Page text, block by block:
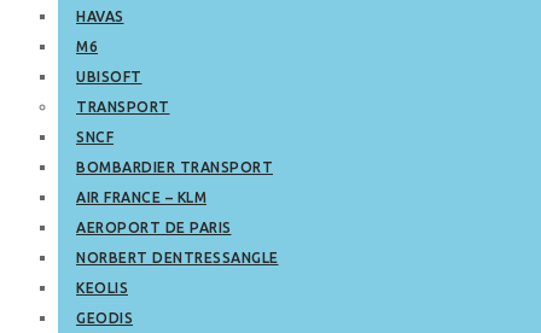
HAVAS
M6
UBISOFT
TRANSPORT
SNCF
BOMBARDIER TRANSPORT
AIR FRANCE – KLM
AEROPORT DE PARIS
NORBERT DENTRESSANGLE
KEOLIS
GEODIS